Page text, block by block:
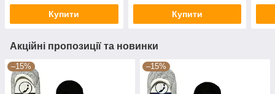
Купити Купити
Акційні пропозиції та новинки
–15% –15%